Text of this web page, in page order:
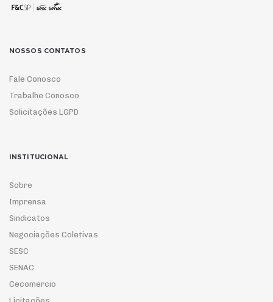
NOSSOS CONTATOS
Fale Conosco
Trabalhe Conosco
Solicitações LGPD
INSTITUCIONAL
Sobre
Imprensa
Sindicatos
Negociações Coletivas
SESC
SENAC
Cecomercio